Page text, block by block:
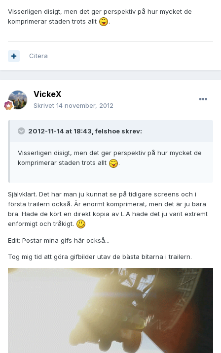
Visserligen disigt, men det ger perspektiv på hur mycket de
komprimerar staden trots allt
.
Citera
VickeX
Skrivet 14 november, 2012
2012-11-14 at 18:43, felshoe skrev:
Visserligen disigt, men det ger perspektiv på hur mycket de
komprimerar staden trots allt
.
Självklart. Det har man ju kunnat se på tidigare screens och i
första trailern också. Är enormt komprimerat, men det är ju bara
bra. Hade de kört en direkt kopia av L.A hade det ju varit extremt
enformigt och tråkigt.
Edit: Postar mina gifs här också...
Tog mig tid att göra gifbilder utav de bästa bitarna i trailern.